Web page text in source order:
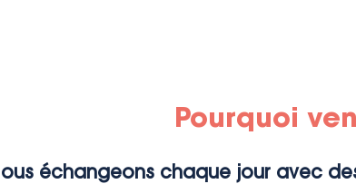
Pourquoi
échangeons chaque jour avec